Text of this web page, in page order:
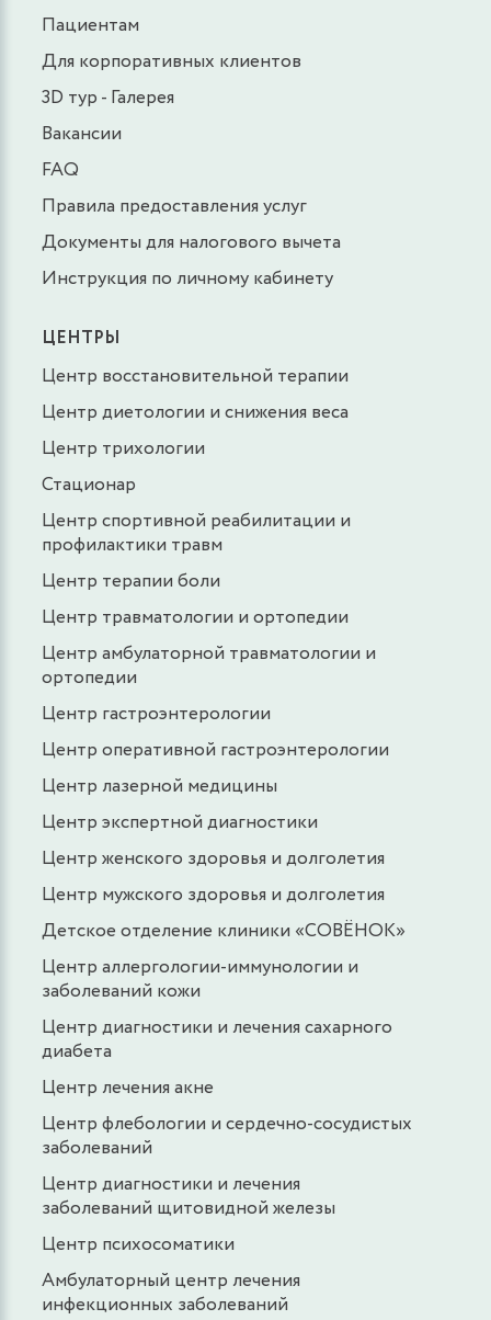
Пациентам
Для корпоративных клиентов
3D тур - Галерея
Вакансии
FAQ
Правила предоставления услуг
Документы для налогового вычета
Инструкция по личному кабинету
ЦЕНТРЫ
Центр восстановительной терапии
Центр диетологии и снижения веса
Центр трихологии
Стационар
Центр спортивной реабилитации и
профилактики травм
Центр терапии боли
Центр травматологии и ортопедии
Центр амбулаторной травматологии и
ортопедии
Центр гастроэнтерологии
Центр оперативной гастроэнтерологии
Центр лазерной медицины
Центр экспертной диагностики
Центр женского здоровья и долголетия
Центр мужского здоровья и долголетия
Детское отделение клиники «СОВЁНОК»
Центр аллергологии-иммунологии и
заболеваний кожи
Центр диагностики и лечения сахарного
диабета
Центр лечения акне
Центр флебологии и сердечно-сосудистых
заболеваний
Центр диагностики и лечения
заболеваний щитовидной железы
Центр психосоматики
Амбулаторный центр лечения
инфекционных заболеваний